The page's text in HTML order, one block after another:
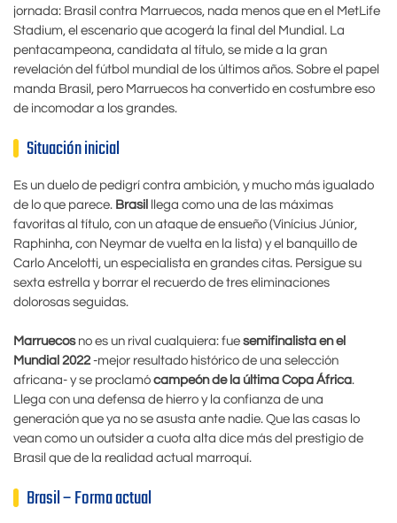
jornada: Brasil contra Marruecos, nada menos que en el MetLife
Stadium, el escenario que acogerá la final del Mundial. La
pentacampeona, candidata al título, se mide a la gran
revelación del fútbol mundial de los últimos años. Sobre el papel
manda Brasil, pero Marruecos ha convertido en costumbre eso
de incomodar a los grandes.
Situación inicial
Es un duelo de pedigrí contra ambición, y mucho más igualado
de lo que parece. Brasil
llega como una de las máximas
favoritas al título, con un ataque de ensueño (Vinícius Júnior,
Raphinha, con Neymar de vuelta en la lista) y el banquillo de
Carlo Ancelotti, un especialista en grandes citas. Persigue su
sexta estrella y borrar el recuerdo de tres eliminaciones
dolorosas seguidas.
Marruecosno es un rival cualquiera: fue semifinalista en el
Mundial 2022 -mejor resultado histórico de una selección
africana- y se proclamó campeón de la última Copa África.
Llega con una defensa de hierro y la confianza de una
generación que ya no se asusta ante nadie. Que las casas lo
vean como un outsider a cuota alta dice más del prestigio de
Brasil que de la realidad actual marroquí.
Brasil – Forma actual